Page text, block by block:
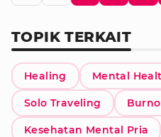
TOPIK TERKAIT
Healing Mental
Solo Traveling
Kesehatan Mental Pria